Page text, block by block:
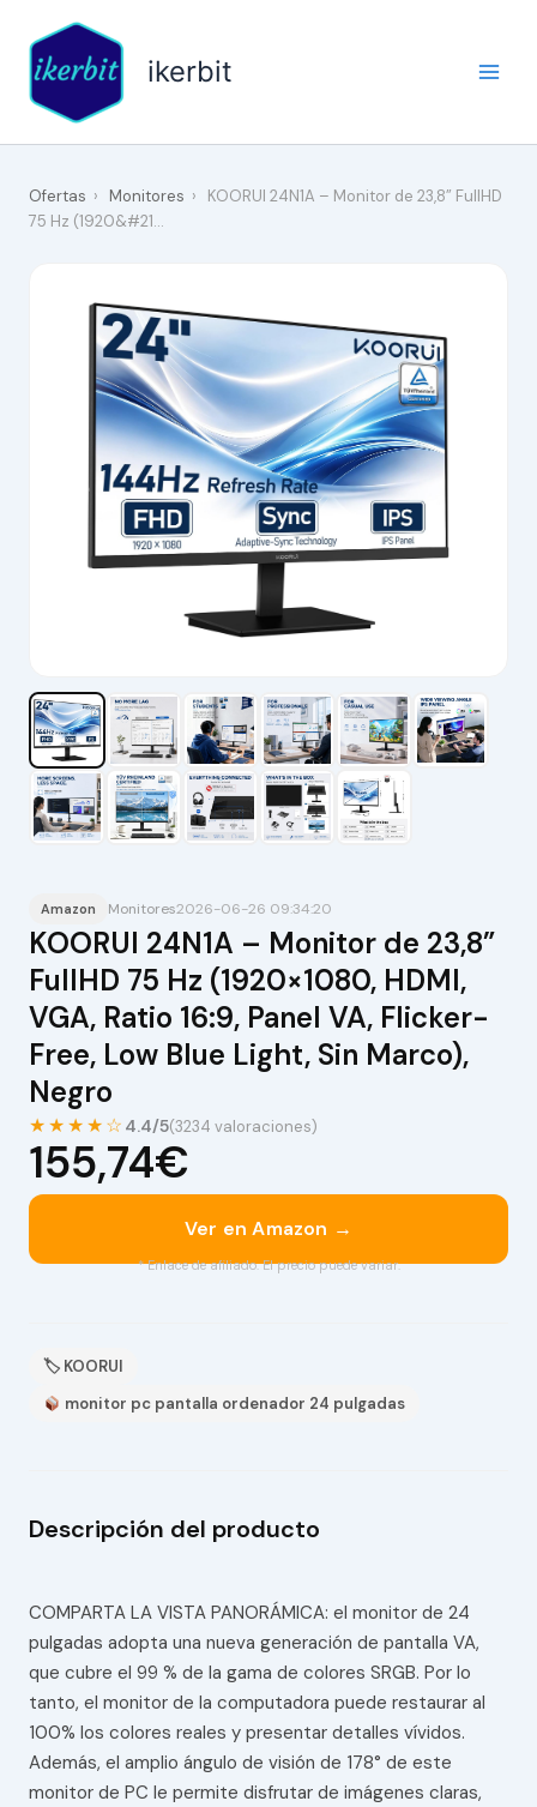
contenido
ikerbit
Ofertas › Monitores ›
KOORUI 24N1A – Monitor de 23,8” FullHD
75 Hz (1920&#21…
Amazon Monitores2026-06-26 09:34:20
KOORUI 24N1A – Monitor de 23,8”
FullHD 75 Hz (1920×1080, HDMI,
VGA, Ratio 16:9, Panel VA, Flicker-
Free, Low Blue Light, Sin Marco),
Negro
★★★★☆ 4.4/5(3234 valoraciones)
155,74€
Ver en Amazon →
* Enlace de afiliado. El precio puede variar.
🏷 KOORUI
monitor pc pantalla ordenador 24 pulgadas
Descripción del producto
COMPARTA LA VISTA PANORÁMICA: el monitor de 24
pulgadas adopta una nueva generación de pantalla VA,
que cubre el 99 % de la gama de colores SRGB. Por lo
tanto, el monitor de la computadora puede restaurar al
100% los colores reales y presentar detalles vívidos.
Además, el amplio ángulo de visión de 178° de este
monitor de PC le permite disfrutar de imágenes claras,